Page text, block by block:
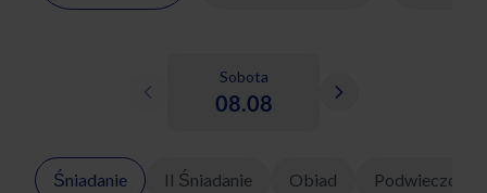
Sobota
08.08
Śniadanie II Śniadanie Obiad Podwieczorek